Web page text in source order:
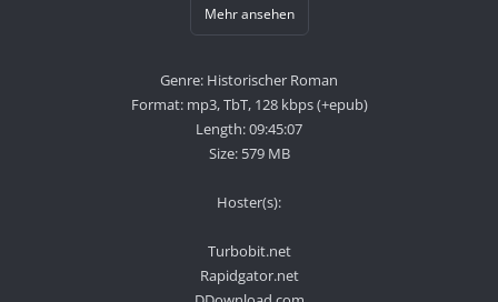
Mehr ansehen
Genre: Historischer Roman
Format: mp3, TbT, 128 kbps (+epub)
Length: 09:45:07
Size: 579 MB
Hoster(s):
Turbobit.net
Rapidgator.net